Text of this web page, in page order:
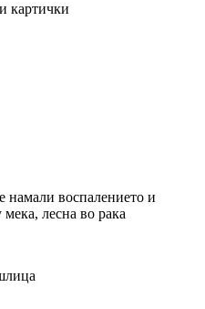
картички
намали воспалението и
лесна во рака